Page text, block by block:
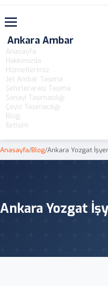
Toggle navigation
Ankara Ambar
Anasayfa
Hakkımızda
Hizmetlerimiz
Jet Ambar Taşıma
Şehirlerarası Taşıma
Sanayi Taşımacılığı
Çeyiz Taşımacılığı
Blog
İletişim
Anasayfa/Blog/Ankara Yozgat
Ankara Yozgat